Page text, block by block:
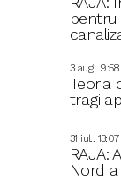
pentru
3 aug.. 9:58
Teoria
tragi
31 iul.. 13:07
RAJA:
Nord